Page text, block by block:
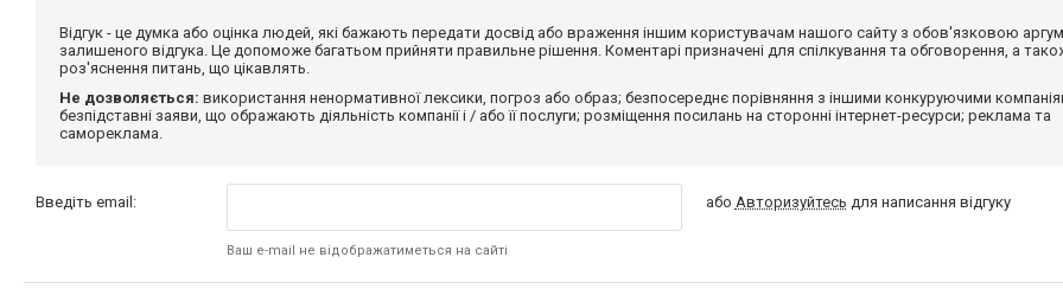
Відгук - це думка або оцінка людей, які бажають передати досвід або враження іншим користувачам нашого сайту з обов'язковою
залишеного відгука. Це допоможе багатьом прийняти правильне рішення. Коментарі призначені для спілкування та обговорення, а
роз'яснення питань, що цікавлять.
Не дозволяється: використання ненормативної лексики, погроз або образ; безпосереднє порівняння з іншими конкуруючими
безпідставні заяви, що ображають діяльність компанії і / або її послуги; розміщення посилань на сторонні інтернет-ресурси; реклама та
самореклама.
Введіть email:
Ваш e-mail не відображатиметься на сайті
або Авторизуйтесь для написання відгуку